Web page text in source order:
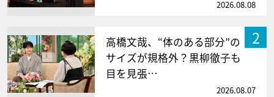
2026.08.08
2
高橋文哉、“体のある部分”の
サイズが規格外？黒柳徹子も
目を見張…
2026.08.07